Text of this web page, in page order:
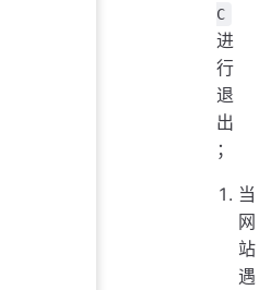
C
进
行
退
出
；
当
网
站
遇